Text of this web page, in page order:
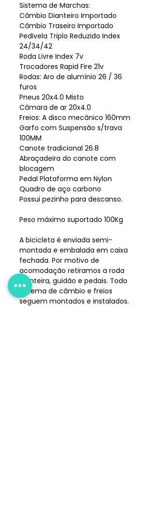
Sistema de Marchas:
Câmbio Dianteiro Importado
Câmbio Traseiro Importado
Pedivela Triplo Reduzido Index
24/34/42
Roda Livre Index 7v
Trocadores Rapid Fire 21v
Rodas: Aro de alumínio 26 / 36
furos
Pneus 20x4.0 Misto
Câmara de ar 20x4.0
Freios: A disco mecânico 160mm
Garfo com Suspensão s/trava
100MM
Canote tradicional 26.8
Abraçadeira do canote com
blocagem
Pedal Plataforma em Nylon
Quadro de aço carbono
Possui pezinho para descanso.
Peso máximo suportado 100Kg
A bicicleta é enviada semi-
montada e embalada em caixa
fechada. Por motivo de
acomodação retiramos a roda
dianteira, guidão e pedais. Todo
sistema de câmbio e freios
seguem montados e instalados.